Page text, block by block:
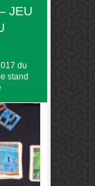
JEU
du
stand